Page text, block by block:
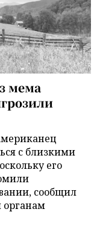
мема
с близкими
его
сообщил
органам